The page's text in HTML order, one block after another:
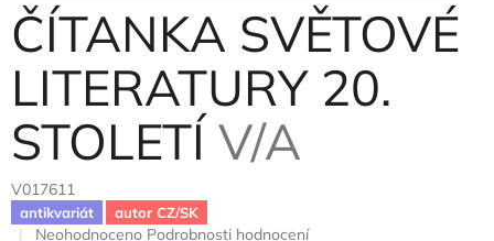
ČÍTANKA SVĚTOVÉ
LITERATURY 20.
STOLETÍ V/A
V017611
antikvariát autor CZ/SK
Průměrné
Neohodnoceno Podrobnosti hodnocení